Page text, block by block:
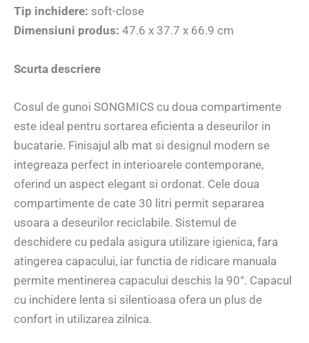
Tip inchidere: soft-close
Dimensiuni produs: 47.6 x 37.7 x 66.9 cm
Scurta descriere
Cosul de gunoi SONGMICS cu doua compartimente
este ideal pentru sortarea eficienta a deseurilor in
bucatarie. Finisajul alb mat si designul modern se
integreaza perfect in interioarele contemporane,
oferind un aspect elegant si ordonat. Cele doua
compartimente de cate 30 litri permit separarea
usoara a deseurilor reciclabile. Sistemul de
deschidere cu pedala asigura utilizare igienica, fara
atingerea capacului, iar functia de ridicare manuala
permite mentinerea capacului deschis la 90°. Capacul
cu inchidere lenta si silentioasa ofera un plus de
confort in utilizarea zilnica.